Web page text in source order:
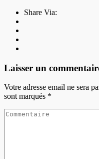
Share Via:
Laisser un
Votre adresse email ne sera
sont marqués *